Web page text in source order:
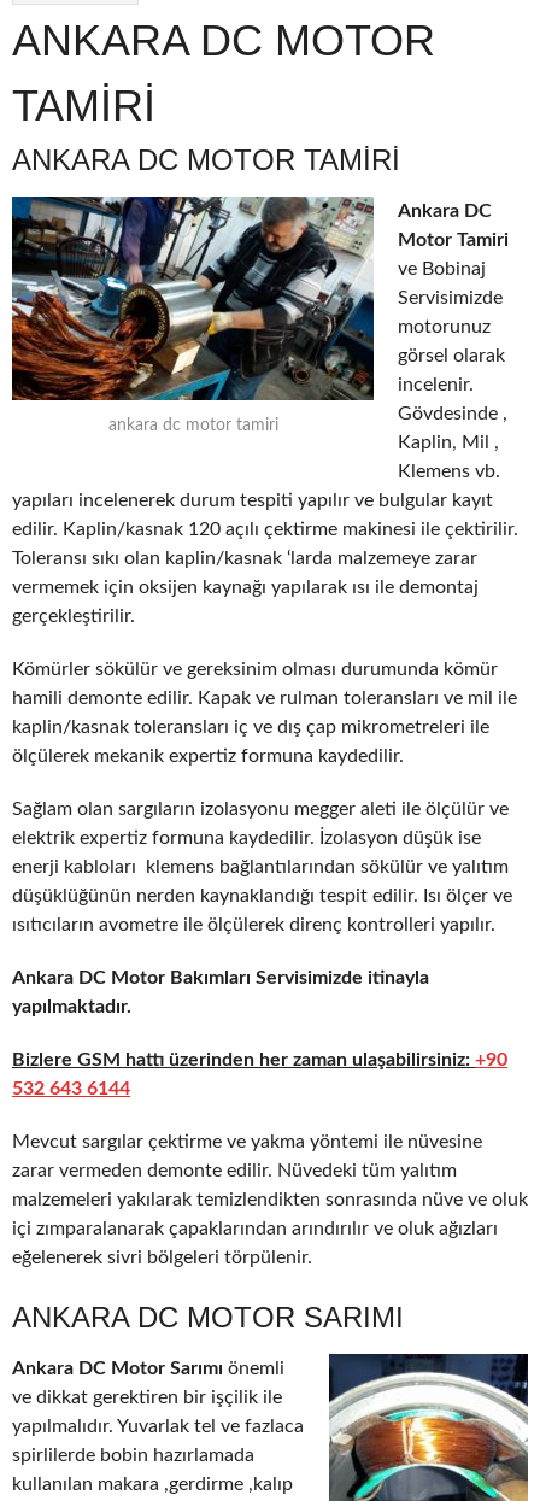
ANKARA DC MOTOR
TAMİRİ
ANKARA DC MOTOR TAMİRİ
ankara dc motor tamiri
Ankara DC
Motor Tamiri
ve Bobinaj
Servisimizde
motorunuz
görsel olarak
incelenir.
Gövdesinde ,
Kaplin, Mil ,
Klemens vb.
yapıları incelenerek durum tespiti yapılır ve bulgular kayıt
edilir. Kaplin/kasnak 120 açılı çektirme makinesi ile çektirilir.
Toleransı sıkı olan kaplin/kasnak ‘larda malzemeye zarar
vermemek için oksijen kaynağı yapılarak ısı ile demontaj
gerçekleştirilir.
Kömürler sökülür ve gereksinim olması durumunda kömür
hamili demonte edilir. Kapak ve rulman toleransları ve mil ile
kaplin/kasnak toleransları iç ve dış çap mikrometreleri ile
ölçülerek mekanik expertiz formuna kaydedilir.
Sağlam olan sargıların izolasyonu megger aleti ile ölçülür ve
elektrik expertiz formuna kaydedilir. İzolasyon düşük ise
enerji kabloları klemens bağlantılarından sökülür ve yalıtım
düşüklüğünün nerden kaynaklandığı tespit edilir. Isı ölçer ve
ısıtıcıların avometre ile ölçülerek direnç kontrolleri yapılır.
Ankara DC Motor Bakımları Servisimizde itinayla
yapılmaktadır.
Bizlere GSM hattı üzerinden her zaman ulaşabilirsiniz: +90
532 643 6144
Mevcut sargılar çektirme ve yakma yöntemi ile nüvesine
zarar vermeden demonte edilir. Nüvedeki tüm yalıtım
malzemeleri yakılarak temizlendikten sonrasında nüve ve oluk
içi zımparalanarak çapaklarından arındırılır ve oluk ağızları
eğelenerek sivri bölgeleri törpülenir.
ANKARA DC MOTOR SARIMI
Ankara DC Motor Sarımı önemli
ve dikkat gerektiren bir işçilik ile
yapılmalıdır. Yuvarlak tel ve fazlaca
spirlilerde bobin hazırlamada
kullanılan makara ,gerdirme ,kalıp